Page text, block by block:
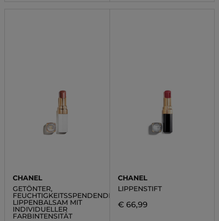
CHANEL
GETÖNTER,
FEUCHTIGKEITSSPENDENDER,
LIPPENBALSAM MIT
INDIVIDUELLER
FARBINTENSITÄT
CHANEL
LIPPENSTIFT
€ 66,99